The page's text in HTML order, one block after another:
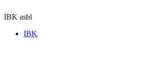
au
IBK asbl
IBK